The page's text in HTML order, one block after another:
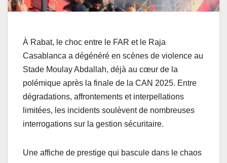
À Rabat, le choc entre le FAR et le Raja
Casablanca a dégénéré en scènes de violence au
Stade Moulay Abdallah, déjà au cœur de la
polémique après la finale de la CAN 2025. Entre
dégradations, affrontements et interpellations
limitées, les incidents soulèvent de nombreuses
interrogations sur la gestion sécuritaire.
Une affiche de prestige qui bascule dans le chaos